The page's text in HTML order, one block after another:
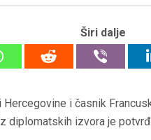
Širi dalje
i časnik
diplomatskih izvora je